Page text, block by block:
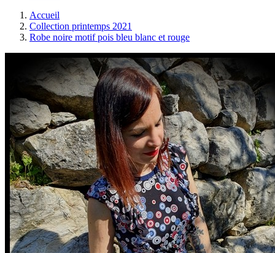
Accueil
Collection printemps 2021
Robe noire motif pois bleu blanc et rouge